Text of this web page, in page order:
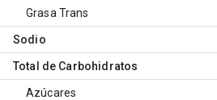
Grasa Trans
Sodio
Total de Carbohidratos
Azúcares